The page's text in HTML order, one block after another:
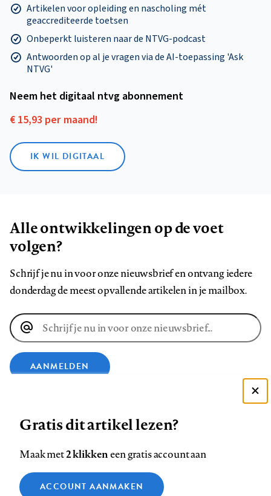
Artikelen voor opleiding en nascholing mét
geaccrediteerde toetsen
Onbeperkt luisteren naar de NTVG-podcast
Antwoorden op al je vragen via de AI-toepassing 'Ask
NTVG'
Neem het digitaal ntvg abonnement
€ 15,93 per maand!
IK WIL DIGITAAL
Alle ontwikkelingen op de voet
volgen?
Schrijf je nu in voor onze nieuwsbrief en ontvang iedere
donderdag de meest opvallende artikelen in je mailbox.
E-
mailadres
AANMELDEN
op
op
op
ons
op
Contact Colofon Disclaimer Privacy
Zie onze cookie policy
Gratis dit artikel lezen?
Maak met2 klikkeneen gratis account aan
ACCOUNT AANMAKEN